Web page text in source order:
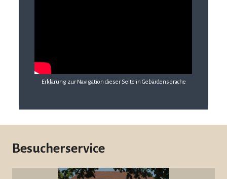
Erklärung zur Navigation dieser Seite in Gebärdensprache
Besucherservice